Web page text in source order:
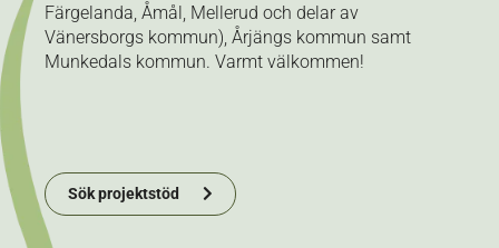
Färgelanda, Åmål, Mellerud och delar av
Vänersborgs kommun), Årjängs kommun samt
Munkedals kommun. Varmt välkommen!
Sök projektstöd